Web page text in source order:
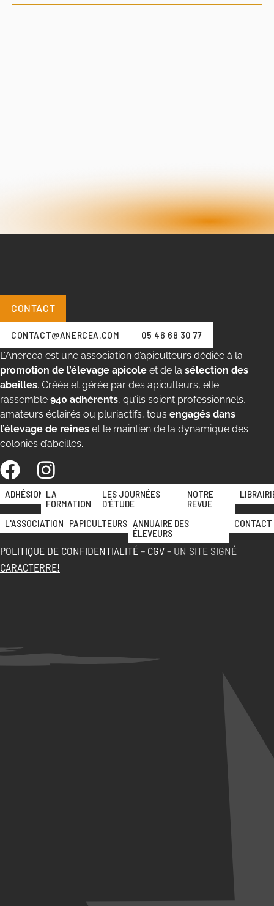
CONTACT
CONTACT@ANERCEA.COM
05 46 68 30 77
L’Anercea est une association d’apiculteurs dédiée à la
promotion de l’élevage apicole et de la sélection des
abeilles. Créée et gérée par des apiculteurs, elle
rassemble 940 adhérents, qu’ils soient professionnels,
amateurs éclairés ou pluriactifs, tous engagés dans
l’élevage de reines et le maintien de la dynamique des
colonies d’abeilles.
ADHÉSION LA
FORMATION
LES JOURNÉES
D'ÉTUDE
NOTRE
REVUE
L'ASSOCIATION PAPICULTEURS ANNUAIRE DES
ÉLEVEURS
CONTACT
POLITIQUE DE CONFIDENTIALITÉ– CGV– UN SITE SIGNÉ
CARACTERRE!